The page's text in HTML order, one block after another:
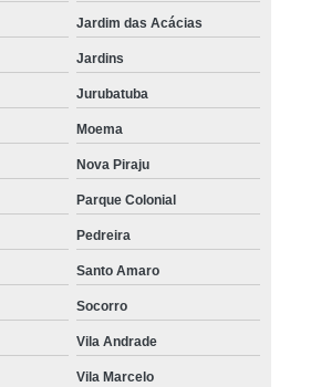
Jardim das Acácias
Jardins
Jurubatuba
Moema
Nova Piraju
Parque Colonial
Pedreira
Santo Amaro
Socorro
Vila Andrade
Vila Marcelo